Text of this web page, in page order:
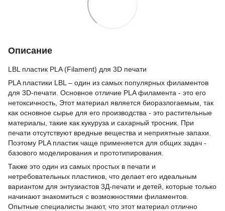
Описание
LBL пластик PLA (Filament) для 3D печати
PLA пластики LBL – один из самых популярных филаментов
для 3D-печати. Основное отличие PLA филамента - это его
нетоксичность, Этот материал является биоразлогаемым, так
как основное сырье для его производства - это растительные
материалы, такие как кукуруза и сахарный тросник. При
печати отсутствуют вредные вещества и неприятные запахи.
Поэтому PLA пластик чаще применяется для общих задач -
базового моделирования и прототипирования.
Также это один из самых простых в печати и
нетребовательных пластиков, что делает его идеальным
вариантом для энтузиастов 3Д-печати и детей, которые только
начинают знакомиться с возможностями филаментов.
Опытные специалисты знают, что этот материал отлично